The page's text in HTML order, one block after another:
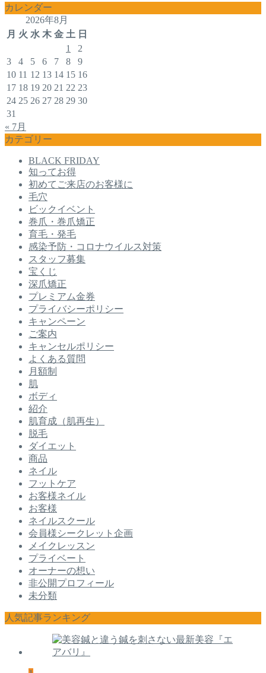
カレンダー
2026年8月
月 火 水 木 金 土 日
1
2
3
4 5 6 7 8
9
10 11 12 13 14 15 16
17 18 19 20 21 22 23
24 25 26 27 28 29 30
31
« 7月
カテゴリー
BLACK FRIDAY
知ってお得
初めてご来店のお客様に
毛穴
ビックイベント
巻爪・巻爪矯正
育毛・発毛
感染予防・コロナウイルス対策
スタッフ募集
宝くじ
深爪矯正
プレミアム金券
プライバシーポリシー
キャンペーン
ご案内
キャンセルポリシー
よくある質問
月額制
肌
ボディ
紹介
肌育成（肌再生）
脱毛
ダイエット
商品
ネイル
フットケア
お客様ネイル
お客様
ネイルスクール
会員様シークレット企画
メイクレッスン
プライベート
オーナーの想い
非公開プロフィール
未分類
人気記事ランキング